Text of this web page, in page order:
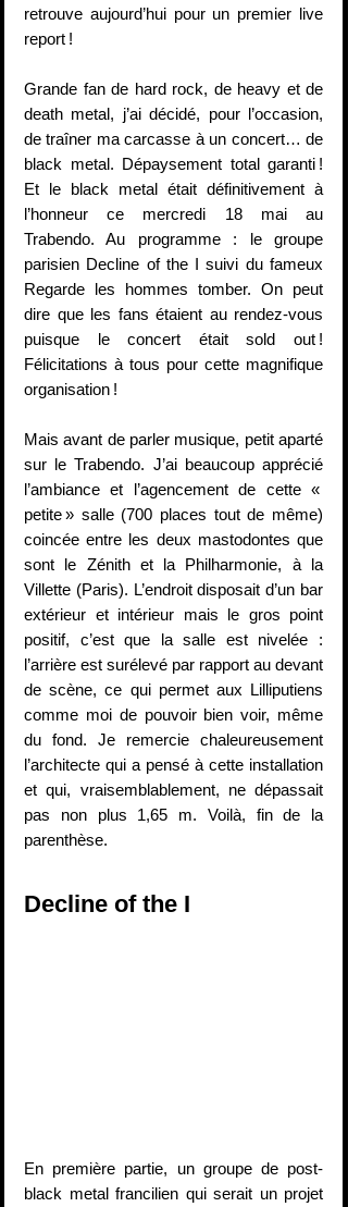
retrouve aujourd’hui pour un premier live
report !
Grande fan de hard rock, de heavy et de
death metal, j’ai décidé, pour l’occasion,
de traîner ma carcasse à un concert… de
black metal. Dépaysement total garanti !
Et le black metal était définitivement à
l’honneur ce mercredi 18 mai au
Trabendo. Au programme : le groupe
parisien Decline of the I suivi du fameux
Regarde les hommes tomber. On peut
dire que les fans étaient au rendez-vous
puisque le concert était sold out !
Félicitations à tous pour cette magnifique
organisation !
Mais avant de parler musique, petit aparté
sur le Trabendo. J’ai beaucoup apprécié
l’ambiance et l’agencement de cette «
petite » salle (700 places tout de même)
coincée entre les deux mastodontes que
sont le Zénith et la Philharmonie, à la
Villette (Paris). L’endroit disposait d’un bar
extérieur et intérieur mais le gros point
positif, c’est que la salle est nivelée :
l’arrière est surélevé par rapport au devant
de scène, ce qui permet aux Lilliputiens
comme moi de pouvoir bien voir, même
du fond. Je remercie chaleureusement
l’architecte qui a pensé à cette installation
et qui, vraisemblablement, ne dépassait
pas non plus 1,65 m. Voilà, fin de la
parenthèse.
Decline of the I
En première partie, un groupe de post-
black metal francilien qui serait un projet